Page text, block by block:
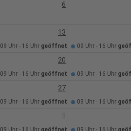
6
13
09 Uhr - 16 Uhr geöffnet 09 Uhr - 16 Uhr
20
09 Uhr - 16 Uhr geöffnet 09 Uhr - 16 Uhr
27
09 Uhr - 16 Uhr geöffnet 09 Uhr - 16 Uhr
09 Uhr - 16 Uhr geöffnet 09 Uhr - 16 Uhr